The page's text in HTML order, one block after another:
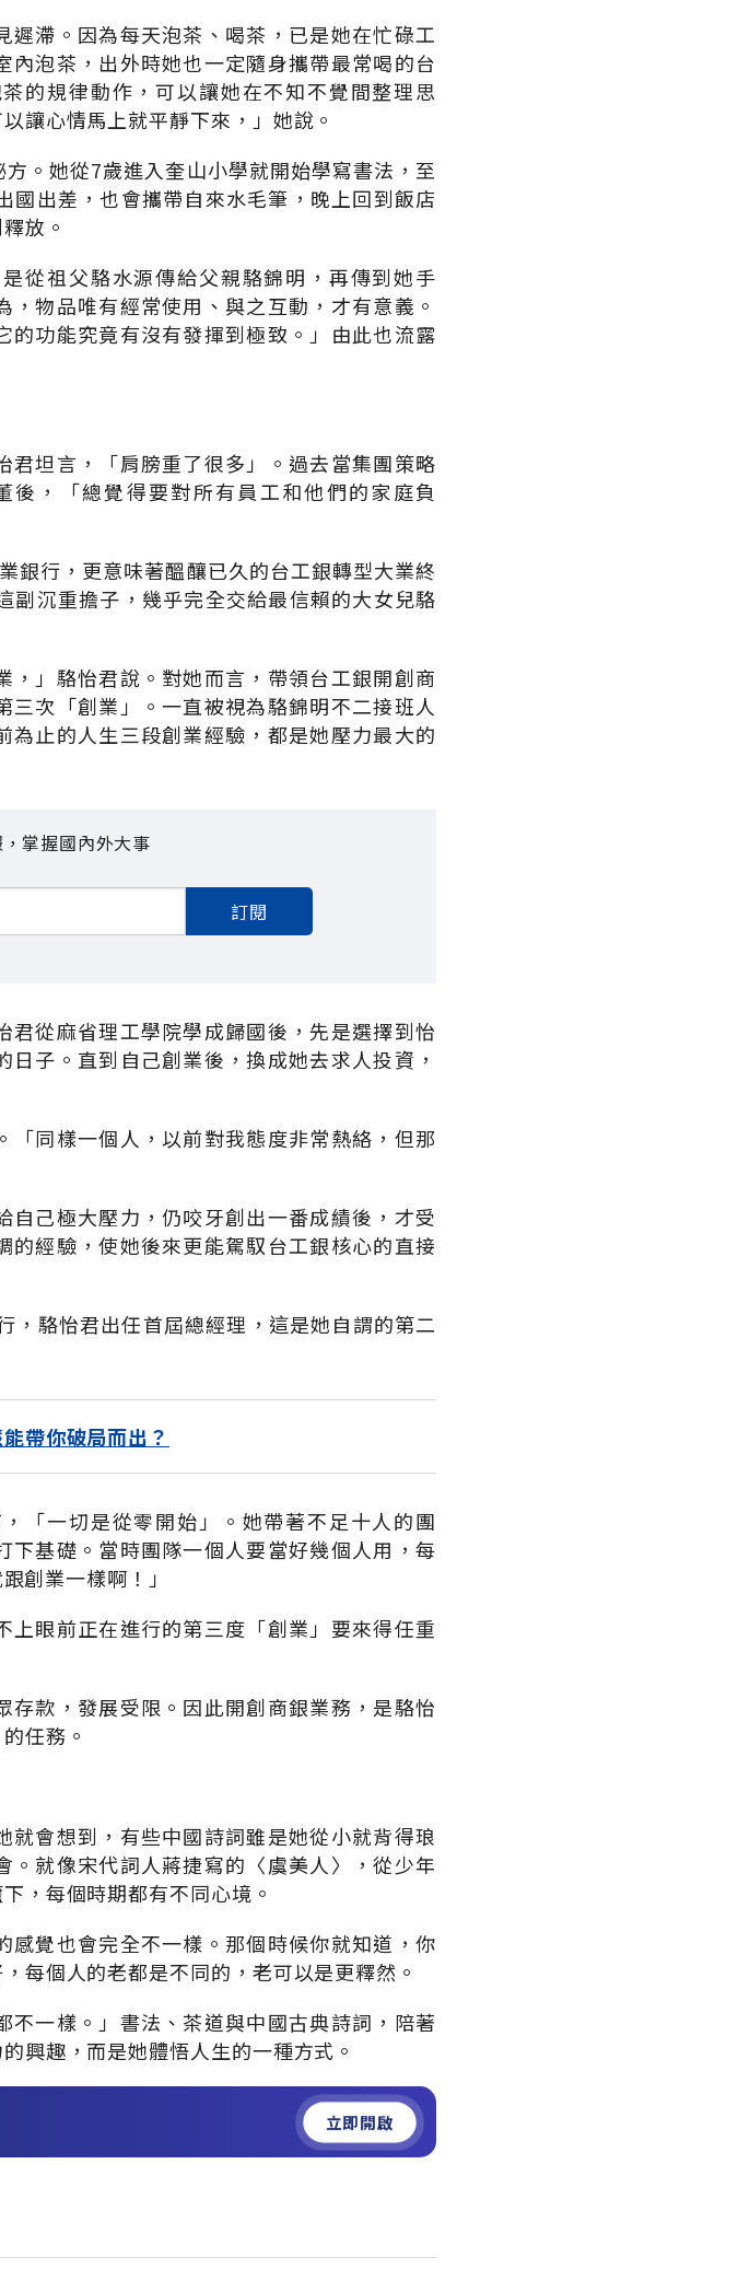
滯。因為每天泡茶、喝茶，已是她在忙碌工
泡茶，出外時她也一定隨身攜帶最常喝的台
的規律動作，可以讓她在不知不覺間整理思
讓心情馬上就平靜下來，」她說。
。她從7歲進入奎山小學就開始學寫書法，至
出差，也會攜帶自來水毛筆，晚上回到飯店
放。
從祖父駱水源傳給父親駱錦明，再傳到她手
物品唯有經常使用、與之互動，才有意義。
的功能究竟有沒有發揮到極致。」由此也流露
坦言，「肩膀重了很多」。過去當集團策略
，「總覺得要對所有員工和他們的家庭負
銀行，更意味著醞釀已久的台工銀轉型大業終
沉重擔子，幾乎完全交給最信賴的大女兒駱
，」駱怡君說。對她而言，帶領台工銀開創商
次「創業」。一直被視為駱錦明不二接班人
止的人生三段創業經驗，都是她壓力最大的
掌握國內外大事
訂閱
從麻省理工學院學成歸國後，先是選擇到怡
子。直到自己創業後，換成她去求人投資，
同樣一個人，以前對我態度非常熱絡，但那
己極大壓力，仍咬牙創出一番成績後，才受
經驗，使她後來更能駕馭台工銀核心的直接
，駱怡君出任首屆總經理，這是她自謂的第二
帶你破局而出？
「一切是從零開始」。她帶著不足十人的團
基礎。當時團隊一個人要當好幾個人用，每
創業一樣啊！」
眼前正在進行的第三度「創業」要來得任重
款，發展受限。因此開創商銀業務，是駱怡
任務。
會想到，有些中國詩詞雖是她從小就背得琅
就像宋代詞人蔣捷寫的〈虞美人〉，從少年
，每個時期都有不同心境。
感覺也會完全不一樣。那個時候你就知道，你
每個人的老都是不同的，老可以是更釋然。
不一樣。」書法、茶道與中國古典詩詞，陪著
興趣，而是她體悟人生的一種方式。
立即開啟